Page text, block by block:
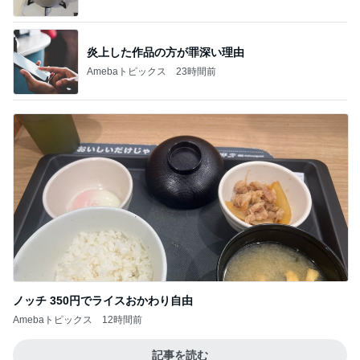
炎上した作品の方が罪深い理由
Amebaトピックス 23時間前
ノッチ 350円でライスおかわり自由
Amebaトピックス 12時間前
記事を読む